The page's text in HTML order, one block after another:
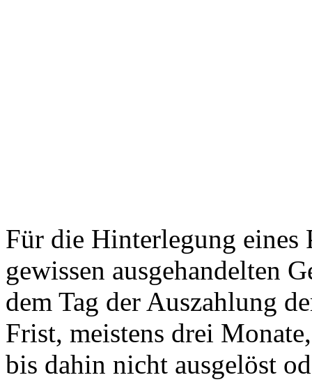
Für die Hinterlegung eines
gewissen ausgehandelten
dem Tag der Auszahlung
Frist, meistens drei
bis dahin nicht ausgelöst